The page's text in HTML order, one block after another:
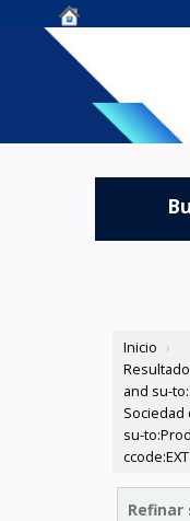
Centro de
OLADE -
Inicio ›
and su-
Sociedad
su-
Refinar